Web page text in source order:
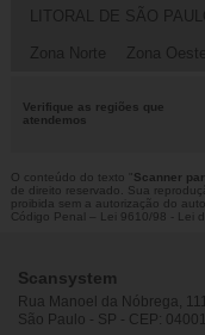
LITORAL DE SÃO PAULO
Zona Norte Zona Oeste
Verifique as regiões que
atendemos
O conteúdo do texto " Scanner
de direito reservado. Sua
proibida sem a autorização do
Código Penal –
Lei 9610/98 - Lei
Scansystem
Rua Manoel da Nóbrega,
São Paulo - SP - CEP: